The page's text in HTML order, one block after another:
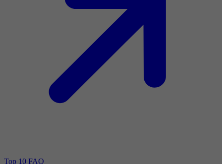
Top 10 FAQ